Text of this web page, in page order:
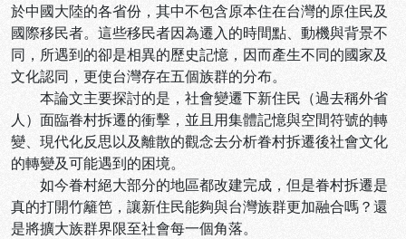
於中國大陸的各省份，其中不包含原本住在台灣的原住民及
國際移民者。這些移民者因為遷入的時間點、動機與背景不
同，所遇到的卻是相異的歷史記憶，因而產生不同的國家及
文化認同，更使台灣存在五個族群的分布。
本論文主要探討的是，社會變遷下新住民（過去稱外省
人）面臨眷村拆遷的衝擊，並且用集體記憶與空間符號的轉
變、現代化反思以及離散的觀念去分析眷村拆遷後社會文化
的轉變及可能遇到的困境。
如今眷村絕大部分的地區都改建完成，但是眷村拆遷是
真的打開竹籬笆，讓新住民能夠與台灣族群更加融合嗎？還
是將擴大族群界限至社會每一個角落。